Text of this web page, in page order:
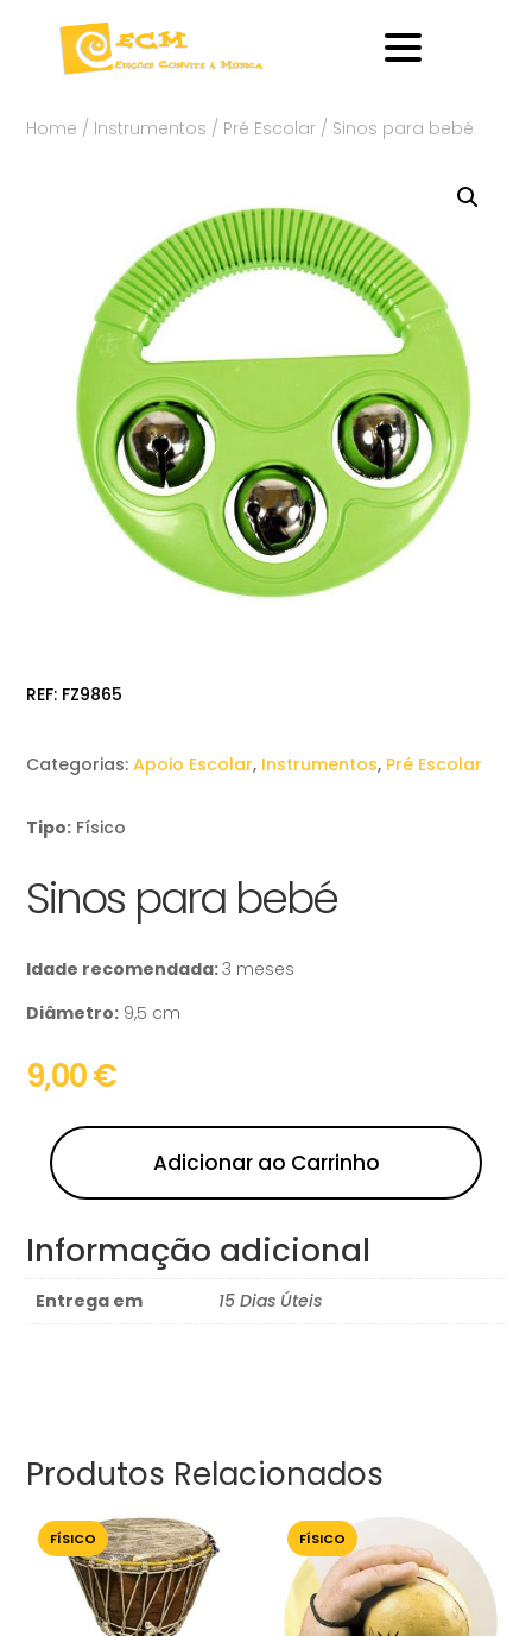
Home / Instrumentos / Pré Escolar / Sinos para bebé
REF: FZ9865
Categorias:Apoio Escolar, Instrumentos, Pré Escolar
Tipo: Físico
Sinos para bebé
Idade recomendada:3 meses
Diâmetro: 9,5 cm
9,00€
Adicionar ao Carrinho
Informação adicional
Entrega em 15 Dias Úteis
Produtos Relacionados
FÍSICO FÍSICO